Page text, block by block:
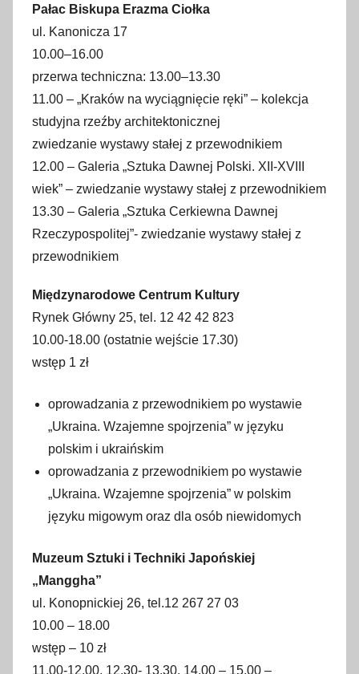
Pałac Biskupa Erazma Ciołka
ul. Kanonicza 17
10.00–16.00
przerwa techniczna: 13.00–13.30
11.00 – „Kraków na wyciągnięcie ręki” – kolekcja
studyjna rzeźby architektonicznej
zwiedzanie wystawy stałej z przewodnikiem
12.00 – Galeria „Sztuka Dawnej Polski. XII-XVIII
wiek” – zwiedzanie wystawy stałej z przewodnikiem
13.30 – Galeria „Sztuka Cerkiewna Dawnej
Rzeczypospolitej”- zwiedzanie wystawy stałej z
przewodnikiem
Międzynarodowe Centrum Kultury
Rynek Główny 25, tel. 12 42 42 823
10.00-18.00 (ostatnie wejście 17.30)
wstęp 1 zł
oprowadzania z przewodnikiem po wystawie
„Ukraina. Wzajemne spojrzenia” w języku
polskim i ukraińskim
oprowadzania z przewodnikiem po wystawie
„Ukraina. Wzajemne spojrzenia” w polskim
języku migowym oraz dla osób niewidomych
Muzeum Sztuki i Techniki Japońskiej
„Manggha”
ul. Konopnickiej 26, tel.12 267 27 03
10.00 – 18.00
wstęp – 10 zł
11.00-12.00, 12.30- 13.30, 14.00 – 15.00 –